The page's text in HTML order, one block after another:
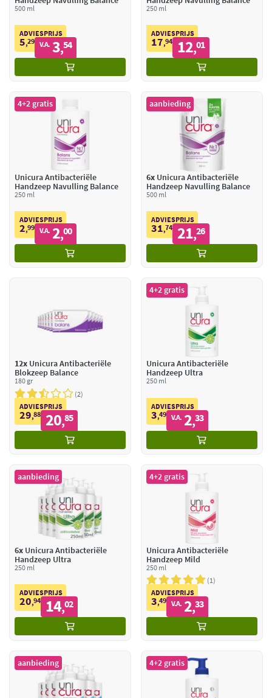
500 ml
ADVIESPRIJS
5,29 V.A. 3,54
250 ml
ADVIESPRIJS
17,94 12,01
4+2 gratis
Unicura Antibacteriële
Handzeep Navulling Balance
250 ml
ADVIESPRIJS
2,99 V.A. 2,00
aanbieding
6xUnicura Antibacteriële
Handzeep Navulling Balance
500 ml
ADVIESPRIJS
31,74 21,26
12x Unicura Antibacteriële
Blokzeep Balance
180 gr
2
ADVIESPRIJS
29,88 20,85
4+2 gratis
Unicura Antibacteriële
Handzeep Ultra
250 ml
ADVIESPRIJS
3,49 V.A. 2,33
aanbieding
6x Unicura Antibacteriële
Handzeep Ultra
250 ml
ADVIESPRIJS
20,94 14,02
4+2 gratis
Unicura Antibacteriële
Handzeep Mild
250 ml
1
ADVIESPRIJS
3,49 V.A. 2,33
aanbieding 4+2 gratis